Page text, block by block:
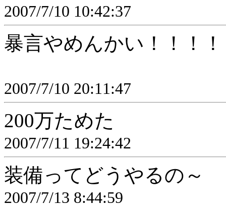
2007/7/10 10:42:37
暴言やめんかい！！！
2007/7/10 20:11:47
200万ためた
2007/7/11 19:24:42
装備ってどうやるの～
2007/7/13 8:44:59